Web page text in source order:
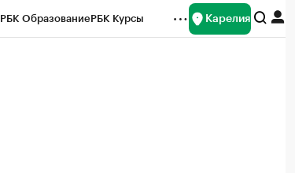
РБК ОбразованиеРБК Курсы Карелия